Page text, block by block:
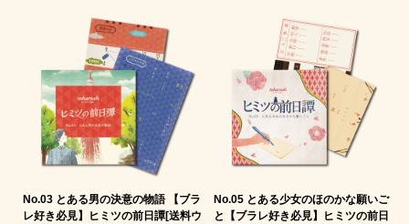
No.03 とある男の決意の物語 【ブラ
レ好き必見】ヒミツの前日譚[送料ウ
No.05 とある少女のほのかな願いご
と【ブラレ好き必見】ヒミツの前日